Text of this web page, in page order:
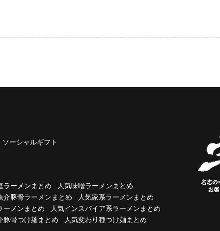
ソーシャルギフト
ラーメンまとめ
人気味噌ラーメンまとめ
介豚骨ラーメンまとめ
人気家系ラーメンまとめ
ーメンまとめ
人気インスパイア系ラーメンまとめ
豚骨つけ麺まとめ 人気変わり種つけ麺まとめ